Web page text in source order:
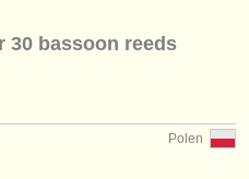
30 bassoon reeds
Polen